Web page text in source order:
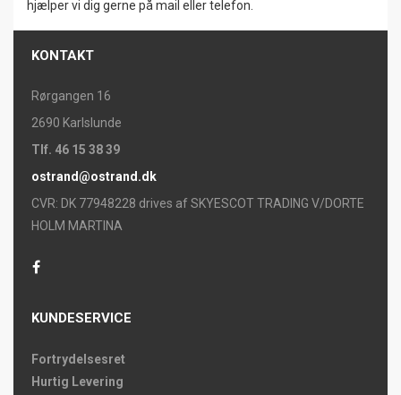
hjælper vi dig gerne på mail eller telefon.
KONTAKT
Rørgangen 16
2690 Karlslunde
Tlf. 46 15 38 39
ostrand@ostrand.dk
CVR: DK 77948228 drives af SKYESCOT TRADING V/DORTE
HOLM MARTINA
KUNDESERVICE
Fortrydelsesret
Hurtig Levering